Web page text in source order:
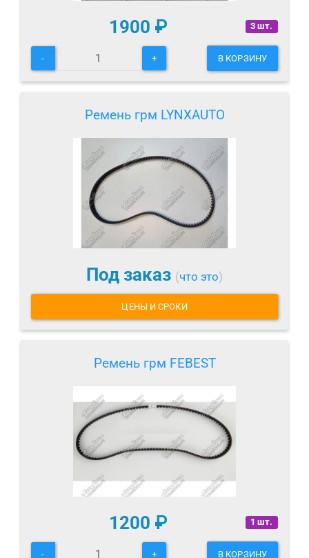
3 шт.
1900 ₽
- + В КОРЗИНУ
Ремень грм LYNXAUTO
Под заказ (что это)
ЦЕНЫ И СРОКИ
Ремень грм FEBEST
1 шт.
1200 ₽
- + В КОРЗИНУ